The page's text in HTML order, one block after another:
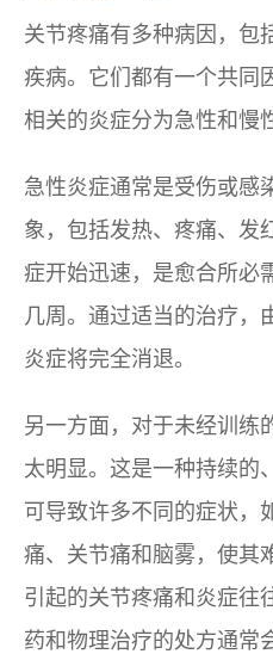
关节疼痛有多种病因，包
疾病。它们都有一个共同
相关的炎症分为急性和慢
急性炎症通常是受伤或感
象，包括发热、疼痛、发
症开始迅速，是愈合所必
几周。通过适当的治疗，
炎症将完全消退。
另一方面，对于未经训练
太明显。这是一种持续的
可导致许多不同的症状，
痛、关节痛和脑雾，使其
引起的关节疼痛和炎症往
药和物理治疗的处方通常